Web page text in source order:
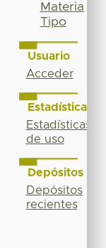
Materia
Tipo
Usuario
Acceder
Estadísticas
Estadísticas
de uso
Depósitos
Depósitos
recientes